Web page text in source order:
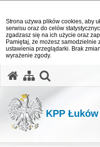
Strona używa plików cookies, aby
serwisu oraz do celów
zgadzasz się na ich użycie oraz
Pamiętaj, że możesz samodzielnie
ustawienia przeglądarki. Brak
wyrażenie zgody.
KPP Łuków